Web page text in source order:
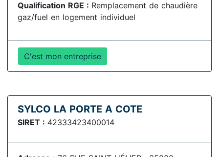
Qualification RGE : Remplacement de chaudière
gaz/fuel en logement individuel
C'est mon entreprise
SYLCO LA PORTE A COTE
SIRET : 42333423400014